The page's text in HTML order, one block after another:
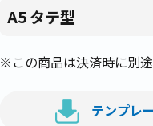
A5 タテ型
※この商品は決済時に別途
テンプレ